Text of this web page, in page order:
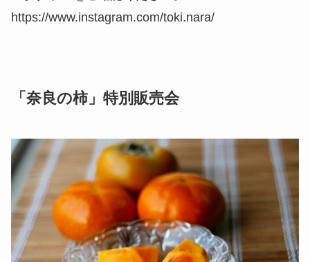
https://www.instagram.com/toki.nara/
「奈良の柿」特別販売会